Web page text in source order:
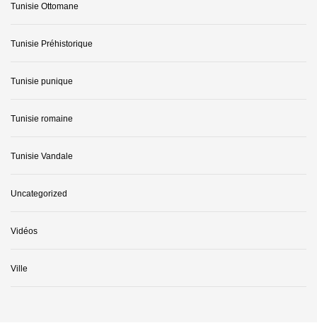
Tunisie Ottomane
Tunisie Préhistorique
Tunisie punique
Tunisie romaine
Tunisie Vandale
Uncategorized
Vidéos
Ville